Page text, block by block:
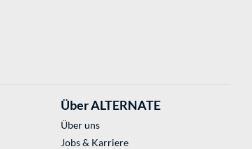
Über ALTERNATE
Über uns
Jobs & Karriere